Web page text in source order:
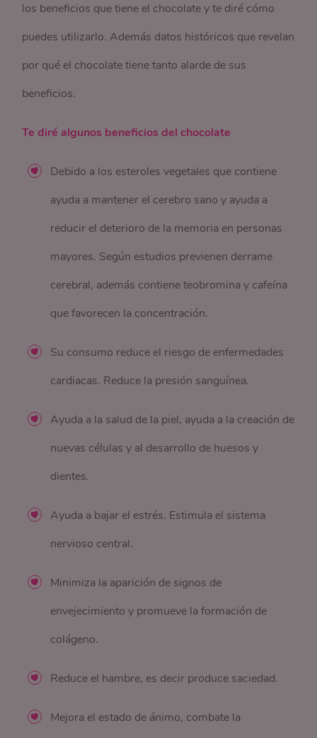
los beneficios que tiene el chocolate y te diré cómo
puedes utilizarlo. Además datos históricos que revelan
por qué el chocolate tiene tanto alarde de sus
beneficios.
Te diré algunos beneficios del chocolate
Debido a los esteroles vegetales que contiene
ayuda a mantener el cerebro sano y ayuda a
reducir el deterioro de la memoria en personas
mayores. Según estudios previenen derrame
cerebral, además contiene teobromina y cafeína
que favorecen la concentración.
Su consumo reduce el riesgo de enfermedades
cardiacas. Reduce la presión sanguínea.
Ayuda a la salud de la piel, ayuda a la creación de
nuevas células y al desarrollo de huesos y
dientes.
Ayuda a bajar el estrés. Estimula el sistema
nervioso central.
Minimiza la aparición de signos de
envejecimiento y promueve la formación de
colágeno.
Reduce el hambre, es decir produce saciedad.
Mejora el estado de ánimo, combate la